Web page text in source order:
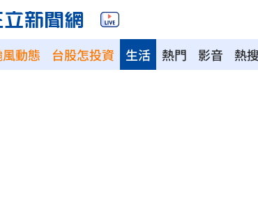
動態 台股怎投資 熱門 影音 熱搜
生活